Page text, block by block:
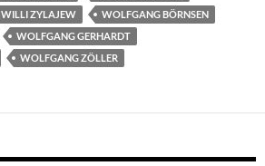
WILLI ZYLAJEW
WOLFGANG BÖRNSEN
WOLFGANG GERHARDT
WOLFGANG ZÖLLER